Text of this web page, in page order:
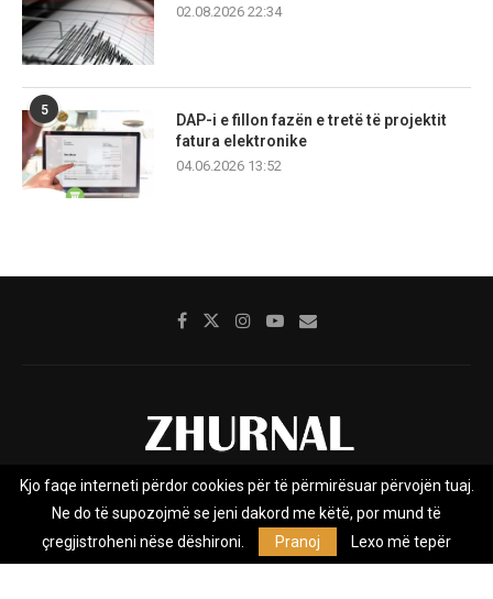
02.08.2026 22:34
5
DAP-i e fillon fazën e tretë të projektit
fatura elektronike
04.06.2026 13:52
Rreth nesh Impresumi Marketing
Kontakt
Privacy Policy
Zhurnal.mk është Agjenci e Lajmeve e pavarur, e themeluar në vitin
Kjo faqe interneti përdor cookies për të përmirësuar përvojën tuaj.
Ne do të supozojmë se jeni dakord me këtë, por mund të
çregjistroheni nëse dëshironi.
Pranoj Lexo më tepër